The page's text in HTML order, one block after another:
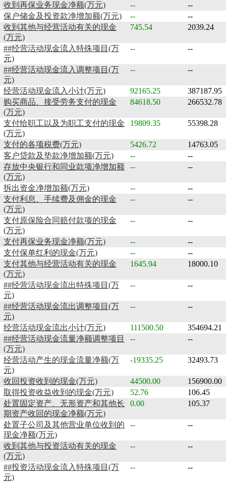
收到再保业务现金净额(万元) --
--
保户储金及投资款净增加额(万元)
--
--
收到其他与经营活动有关的现金
(万元)
745.54 2039.24
##经营活动现金流入特殊项目(万
元)
-- --
##经营活动现金流入调整项目(万
元)
-- --
经营活动现金流入小计(万元) 92165.25
387187.95
购买商品、接受劳务支付的现金
(万元)
84618.50 266532.78
支付给职工以及为职工支付的现金
(万元)
19809.35 55398.28
支付的各项税费(万元) 5426.72
14763.05
客户贷款及垫款净增加额(万元)
--
--
存放中央银行和同业款项净增加额
(万元)
-- --
拆出资金净增加额(万元) --
--
支付利息、手续费及佣金的现金
(万元)
-- --
支付原保险合同赔付款项的现金
(万元)
-- --
支付再保业务现金净额(万元) --
--
支付保单红利的现金(万元)
--
--
支付其他与经营活动有关的现金
(万元)
1645.94 18000.10
##经营活动现金流出特殊项目(万
元)
-- --
##经营活动现金流出调整项目(万
元)
-- --
经营活动现金流出小计(万元) 111500.50
354694.21
##经营活动现金流量净额调整项目
(万元)
-- --
经营活动产生的现金流量净额(万
元)
-19335.25 32493.73
收回投资收到的现金(万元) 44500.00
156900.00
取得投资收益收到的现金(万元)
52.76
106.45
处置固定资产、无形资产和其他长
期资产收回的现金净额(万元)
0.00 105.37
处置子公司及其他营业单位收到的
现金净额(万元)
-- --
收到其他与投资活动有关的现金
(万元)
-- --
##投资活动现金流入特殊项目(万
元)
-- --